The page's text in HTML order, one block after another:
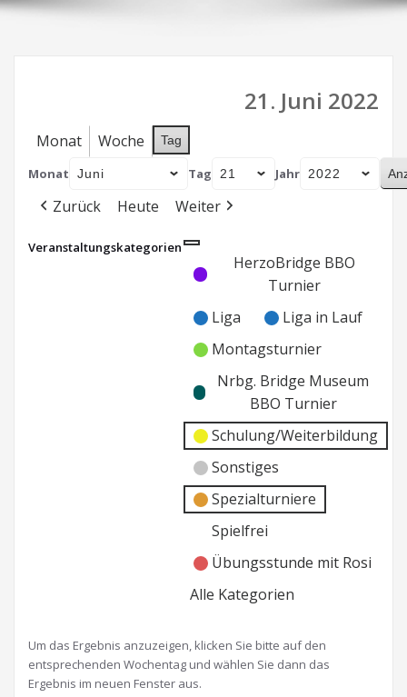
21. Juni 2022
Monat Woche Tag
Monat Tag Jahr
Zurück Heute Weiter
Veranstaltungskategorien
Kategorie
ohne
Kategorie
HerzoBridge BBO
Turnier
Liga
Liga in Lauf
Montagsturnier
Nrbg. Bridge Museum
BBO Turnier
Schulung/Weiterbildung
Sonstiges
Spezialturniere
Spielfrei
Übungsstunde mit Rosi
Alle Kategorien
Um das Ergebnis anzuzeigen, klicken Sie bitte auf den
entsprechenden Wochentag und wählen Sie dann das
Ergebnis im neuen Fenster aus.